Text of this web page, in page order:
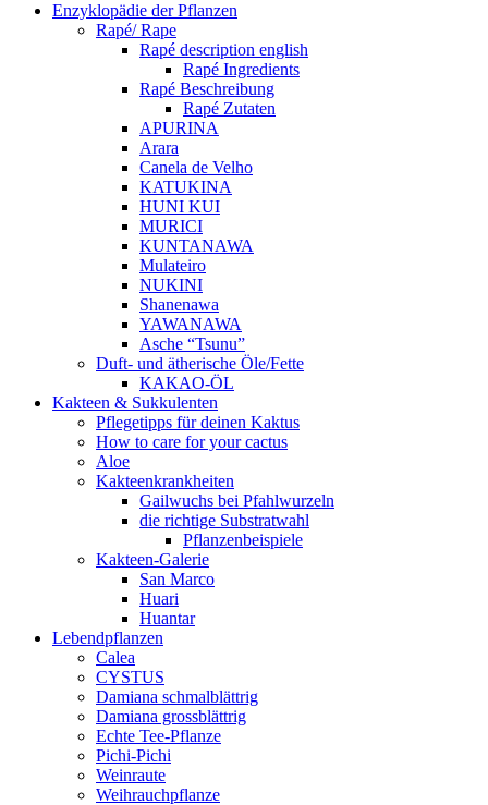
Enzyklopädie der Pflanzen
Rapé/ Rape
Rapé description english
Rapé Ingredients
Rapé Beschreibung
Rapé Zutaten
APURINA
Arara
Canela de Velho
KATUKINA
HUNI KUI
MURICI
KUNTANAWA
Mulateiro
NUKINI
Shanenawa
YAWANAWA
Asche “Tsunu”
Duft- und ätherische Öle/Fette
KAKAO-ÖL
Kakteen & Sukkulenten
Pflegetipps für deinen Kaktus
How to care for your cactus
Aloe
Kakteenkrankheiten
Gailwuchs bei Pfahlwurzeln
die richtige Substratwahl
Pflanzenbeispiele
Kakteen-Galerie
San Marco
Huari
Huantar
Lebendpflanzen
Calea
CYSTUS
Damiana schmalblättrig
Damiana grossblättrig
Echte Tee-Pflanze
Pichi-Pichi
Weinraute
Weihrauchpflanze